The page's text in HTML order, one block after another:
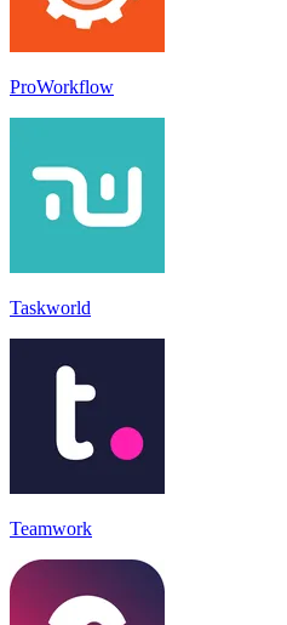
ProWorkflow
Taskworld
Teamwork